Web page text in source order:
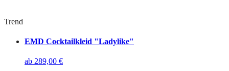
Trend
EMD Cocktailkleid "Ladylike"
ab 289,00 €